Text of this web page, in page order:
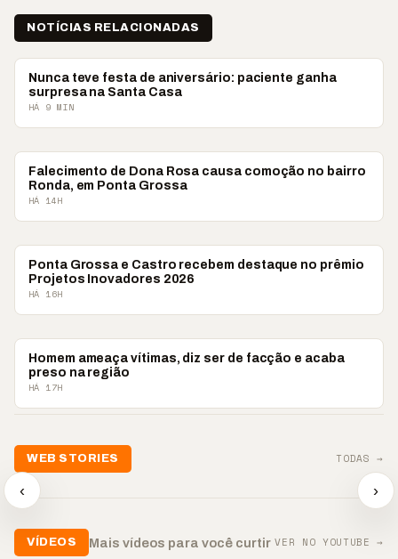
NOTÍCIAS RELACIONADAS
PONTA GROSSA
Nunca teve festa de aniversário: paciente ganha
surpresa na Santa Casa
HÁ 9 MIN
PONTA GROSSA
Falecimento de Dona Rosa causa comoção no bairro
Ronda, em Ponta Grossa
HÁ 14H
CAMPOS GERAIS
Ponta Grossa e Castro recebem destaque no prêmio
Projetos Inovadores 2026
HÁ 16H
PONTA GROSSA
Homem ameaça vítimas, diz ser de facção e acaba
preso na região
HÁ 17H
WEB STORIES TODAS →
‹
📢💜 Agosto Lilás
reforça combate à
violência contra a
mulher
📢 Noite
chega
oração
›
VÍDEOS Mais vídeos para você curtir VER NO YOUTUBE →